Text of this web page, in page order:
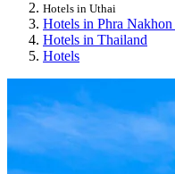
Hotels in Uthai
Hotels in Phra
Hotels in Thailand
Hotels